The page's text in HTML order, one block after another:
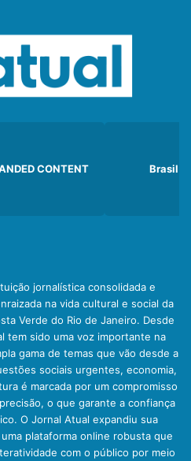
CONTENT Brasil
jornalística consolidada e
na vida cultural e social da
Verde do Rio de Janeiro. Desde
tem sido uma voz importante na
gama de temas que vão desde a
sociais urgentes, economia,
é marcada por um compromisso
o que garante a confiança
O Jornal Atual expandiu sua
plataforma online robusta que
com o público por meio